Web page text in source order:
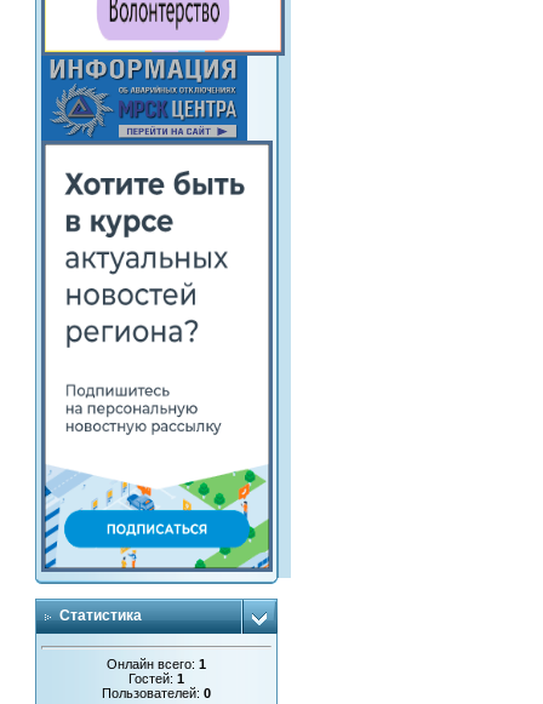
Статистика
Онлайн всего:1
Гостей:1
Пользователей:0